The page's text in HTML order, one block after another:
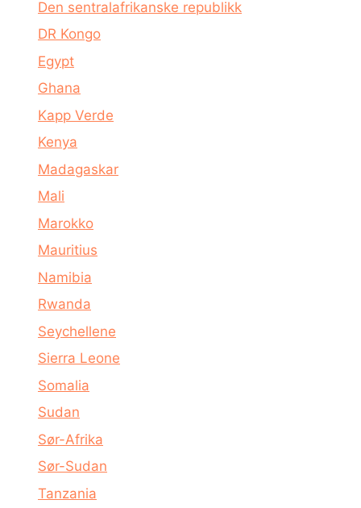
Den sentralafrikanske republikk
DR Kongo
Egypt
Ghana
Kapp Verde
Kenya
Madagaskar
Mali
Marokko
Mauritius
Namibia
Rwanda
Seychellene
Sierra Leone
Somalia
Sudan
Sør-Afrika
Sør-Sudan
Tanzania